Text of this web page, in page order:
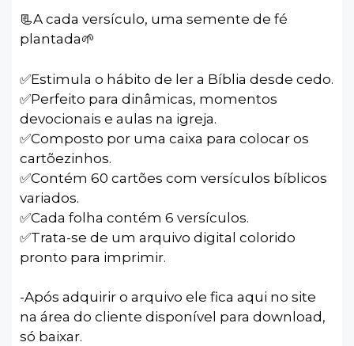
📃A cada versículo, uma semente de fé
plantada🌱
✅️Estimula o hábito de ler a Bíblia desde cedo.
✅️Perfeito para dinâmicas, momentos
devocionais e aulas na igreja.
✅️Composto por uma caixa para colocar os
cartõezinhos.
✅️Contém 60 cartões com versículos bíblicos
variados.
✅️Cada folha contém 6 versículos.
✅️Trata-se de um arquivo digital colorido
pronto para imprimir.
-Após adquirir o arquivo ele fica aqui no site
na área do cliente disponível para download,
só baixar.